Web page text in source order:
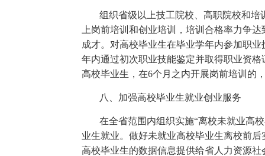
组织省级以上技工院校、高职院校和
上岗前培训和创业培训，培训合格率力争
成才。对高校毕业生在毕业学年内参加职
年内通过初次职业技能鉴定并取得职业资
高校毕业生，在6个月之内开展岗前培训的
八、加强高校毕业生就业创业服务
在全省范围内组织实施“离校未就业高
业生就业。做好未就业高校毕业生离校前
高校毕业生的数据信息提供给省人力资源